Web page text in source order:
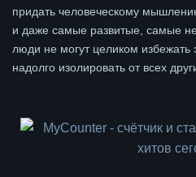
придать человеческому
и даже самые развитые, самые
люди не могут целиком избежать
надолго изолировать от всех